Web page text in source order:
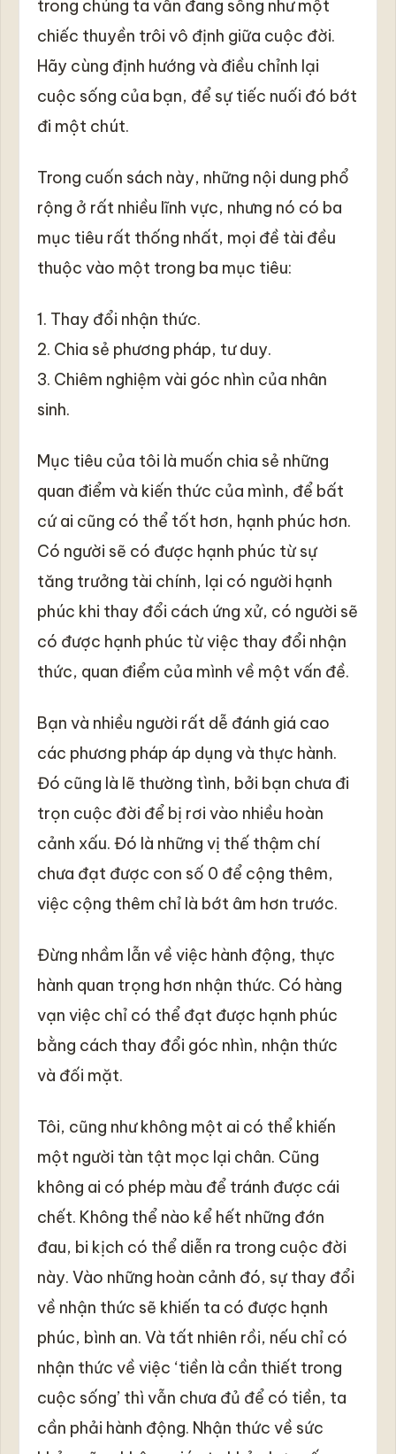
trong chúng ta vẫn đang sống như một
chiếc thuyền trôi vô định giữa cuộc đời.
Hãy cùng định hướng và điều chỉnh lại
cuộc sống của bạn, để sự tiếc nuối đó bớt
đi một chút.
Trong cuốn sách này, những nội dung phổ
rộng ở rất nhiều lĩnh vực, nhưng nó có ba
mục tiêu rất thống nhất, mọi đề tài đều
thuộc vào một trong ba mục tiêu:
1. Thay đổi nhận thức.
2. Chia sẻ phương pháp, tư duy.
3. Chiêm nghiệm vài góc nhìn của nhân
sinh.
Mục tiêu của tôi là muốn chia sẻ những
quan điểm và kiến thức của mình, để bất
cứ ai cũng có thể tốt hơn, hạnh phúc hơn.
Có người sẽ có được hạnh phúc từ sự
tăng trưởng tài chính, lại có người hạnh
phúc khi thay đổi cách ứng xử, có người sẽ
có được hạnh phúc từ việc thay đổi nhận
thức, quan điểm của mình về một vấn đề.
Bạn và nhiều người rất dễ đánh giá cao
các phương pháp áp dụng và thực hành.
Đó cũng là lẽ thường tình, bởi bạn chưa đi
trọn cuộc đời để bị rơi vào nhiều hoàn
cảnh xấu. Đó là những vị thế thậm chí
chưa đạt được con số 0 để cộng thêm,
việc cộng thêm chỉ là bớt âm hơn trước.
Đừng nhầm lẫn về việc hành động, thực
hành quan trọng hơn nhận thức. Có hàng
vạn việc chỉ có thể đạt được hạnh phúc
bằng cách thay đổi góc nhìn, nhận thức
và đối mặt.
Tôi, cũng như không một ai có thể khiến
một người tàn tật mọc lại chân. Cũng
không ai có phép màu để tránh được cái
chết. Không thể nào kể hết những đớn
đau, bi kịch có thể diễn ra trong cuộc đời
này. Vào những hoàn cảnh đó, sự thay đổi
về nhận thức sẽ khiến ta có được hạnh
phúc, bình an. Và tất nhiên rồi, nếu chỉ có
nhận thức về việc ‘tiền là cần thiết trong
cuộc sống’ thì vẫn chưa đủ để có tiền, ta
cần phải hành động. Nhận thức về sức